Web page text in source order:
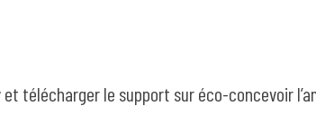
et télécharger le support sur éco-concevoir